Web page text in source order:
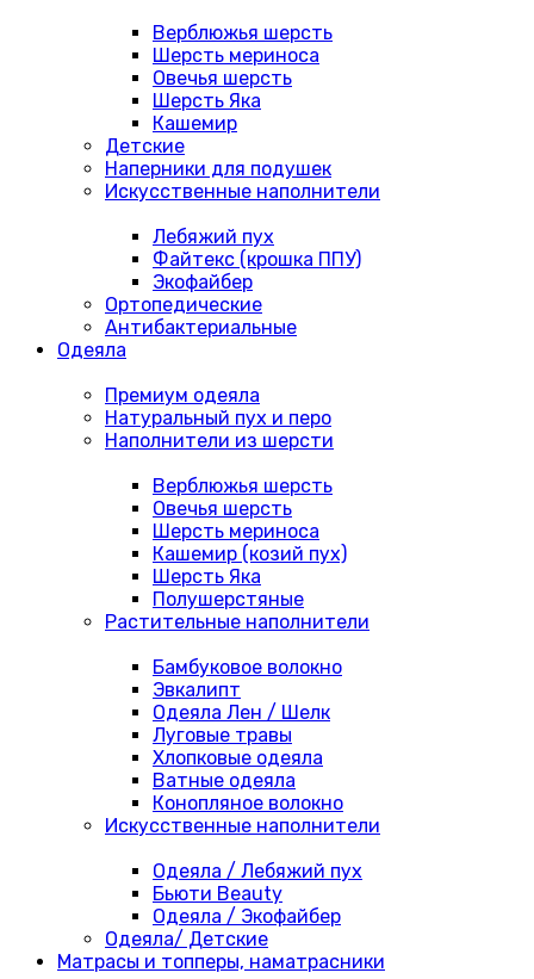
Верблюжья шерсть
Шерсть мериноса
Овечья шерсть
Шерсть Яка
Кашемир
Детские
Наперники для подушек
Искусственные наполнители
Лебяжий пух
Файтекс (крошка ППУ)
Экофайбер
Ортопедические
Антибактериальные
Одеяла
Премиум одеяла
Натуральный пух и перо
Наполнители из шерсти
Верблюжья шерсть
Овечья шерсть
Шерсть мериноса
Кашемир (козий пух)
Шерсть Яка
Полушерстяные
Растительные наполнители
Бамбуковое волокно
Эвкалипт
Одеяла Лен / Шелк
Луговые травы
Хлопковые одеяла
Ватные одеяла
Конопляное волокно
Искусственные наполнители
Одеяла / Лебяжий пух
Бьюти Beauty
Одеяла / Экофайбер
Одеяла/ Детские
Матрасы и топперы, наматрасники